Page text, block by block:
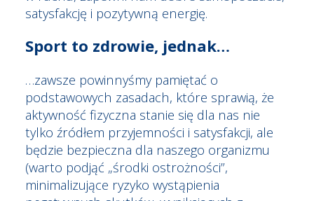
satysfakcję i pozytywną energię.
Sport to zdrowie, jednak…
…zawsze powinnyśmy pamiętać o
podstawowych zasadach, które sprawią, że
aktywność fizyczna stanie się dla nas nie
tylko źródłem przyjemności i satysfakcji, ale
będzie bezpieczna dla naszego organizmu
(warto podjąć „środki ostrożności”,
minimalizujące ryzyko wystąpienia